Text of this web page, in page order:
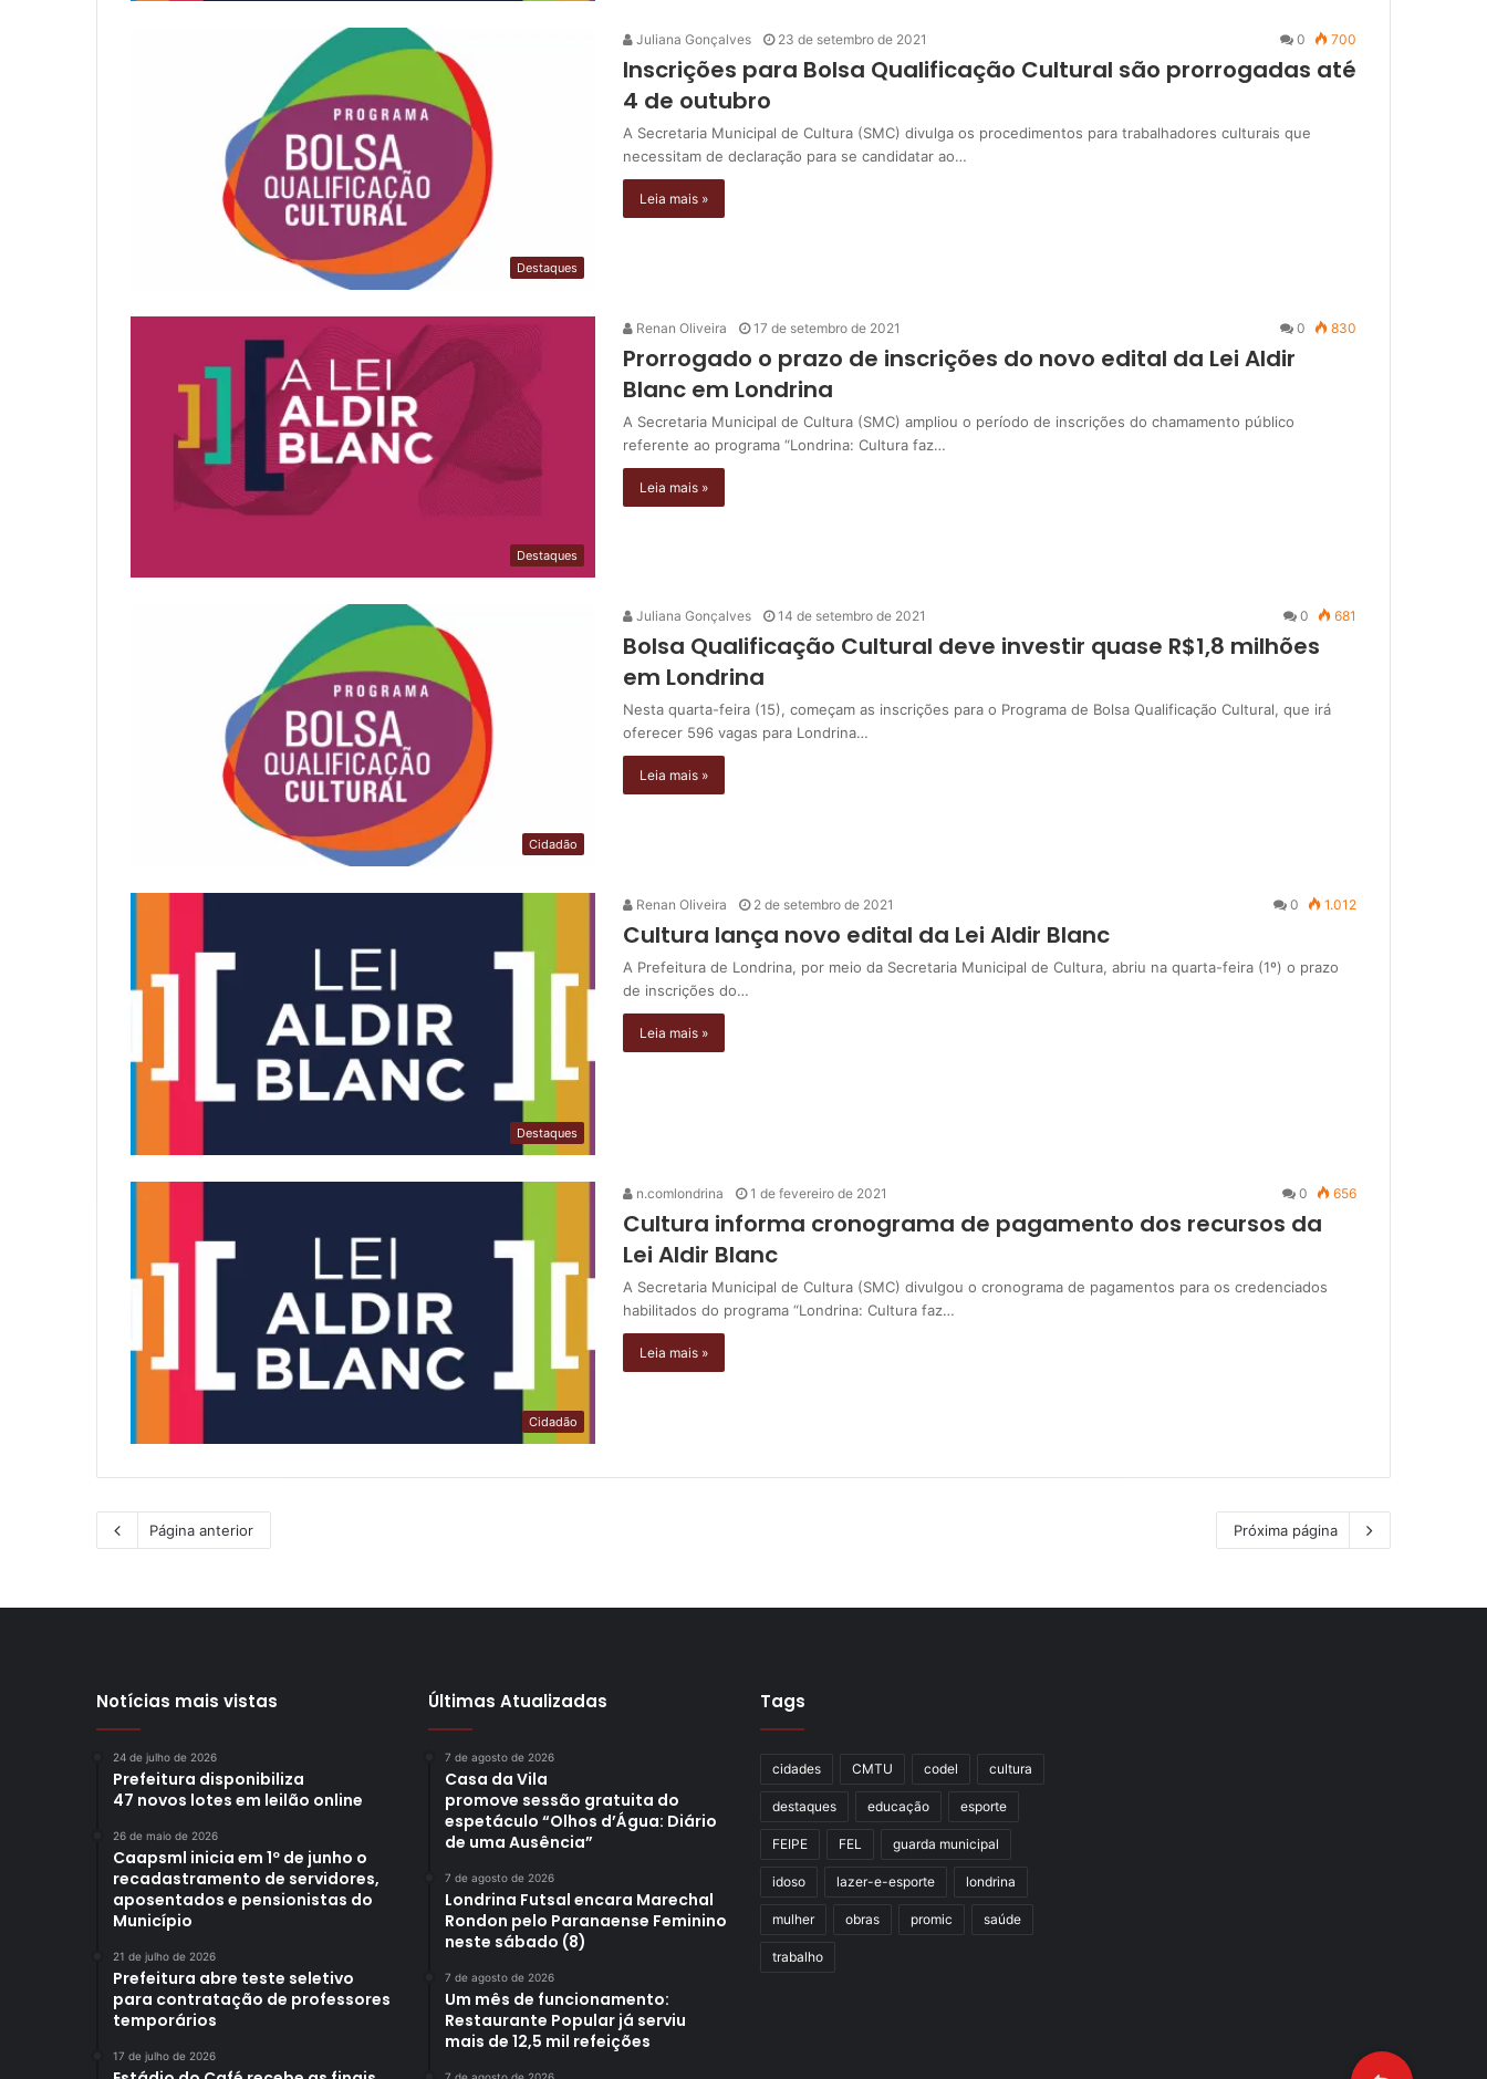
Destaques
Juliana Gonçalves 23 de setembro de 2021 0 700
Inscrições para Bolsa Qualificação Cultural são prorrogadas até
4 de outubro
A Secretaria Municipal de Cultura (SMC) divulga os procedimentos para trabalhadores culturais que
necessitam de declaração para se candidatar ao…
Leia mais »
Destaques
Renan Oliveira 17 de setembro de 2021 0 830
Prorrogado o prazo de inscrições do novo edital da Lei Aldir
Blanc em Londrina
A Secretaria Municipal de Cultura (SMC) ampliou o período de inscrições do chamamento público
referente ao programa “Londrina: Cultura faz…
Leia mais »
Cidadão
Juliana Gonçalves 14 de setembro de 2021 0 681
Bolsa Qualificação Cultural deve investir quase R$1,8 milhões
em Londrina
Nesta quarta-feira (15), começam as inscrições para o Programa de Bolsa Qualificação Cultural, que irá
oferecer 596 vagas para Londrina…
Leia mais »
Destaques
Renan Oliveira 2 de setembro de 2021 0 1.012
Cultura lança novo edital da Lei Aldir Blanc
A Prefeitura de Londrina, por meio da Secretaria Municipal de Cultura, abriu na quarta-feira (1º) o prazo
de inscrições do…
Leia mais »
Cidadão
n.comlondrina 1 de fevereiro de 2021 0 656
Cultura informa cronograma de pagamento dos recursos da
Lei Aldir Blanc
A Secretaria Municipal de Cultura (SMC) divulgou o cronograma de pagamentos para os credenciados
habilitados do programa “Londrina: Cultura faz…
Leia mais »
Página anterior Próxima página
Notícias mais vistas
24 de julho de 2026
Prefeitura disponibiliza
47 novos lotes em leilão online
26 de maio de 2026
Caapsml inicia em 1º de junho o
recadastramento de servidores,
aposentados e pensionistas do
Município
21 de julho de 2026
Prefeitura abre teste seletivo
para contratação de professores
temporários
17 de julho de 2026
Últimas Atualizadas
7 de agosto de 2026
Casa da Vila
promove sessão gratuita do
espetáculo “Olhos d’Água: Diário
de uma Ausência”
7 de agosto de 2026
Londrina Futsal encara Marechal
Rondon pelo Paranaense Feminino
neste sábado (8)
7 de agosto de 2026
Um mês de funcionamento:
Restaurante Popular já serviu
mais de 12,5 mil refeições
Tags
cidades CMTU codel cultura
destaques educação esporte
FEIPE FEL guarda municipal
idoso lazer-e-esporte londrina
mulher obras promic saúde
trabalho